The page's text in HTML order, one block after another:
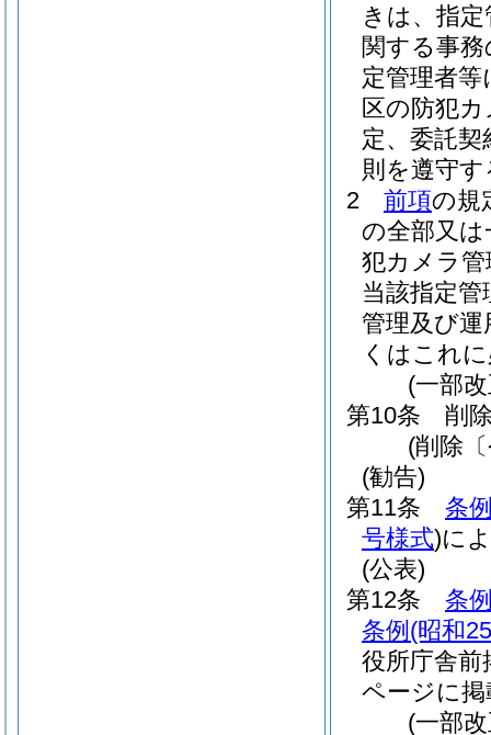
きは、指
関する事
定管理者
区の防犯
定、委託
則を遵守
2
前項の規
の全部又
犯カメラ
当該指定
管理及び
くはこれ
(一部
第10条
削
(削除
(勧告)
第11条
条
号様式)に
(公表)
第12条
条
条例 (昭和
役所庁舎
ページに
(一部